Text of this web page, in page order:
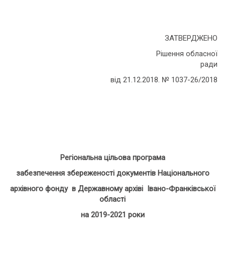
ЗАТВЕРДЖЕНО
Рішення обласної
ради
від 21.12.2018. № 1037-26/2018
Регіональна цільова програма
забезпечення збереженості документів Національного
архівного фонду в Державному архіві Івано-Франківської
області
на 2019-2021 роки